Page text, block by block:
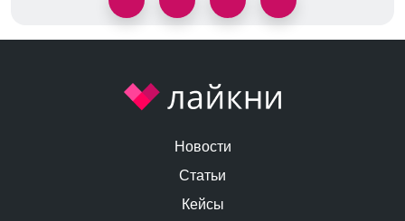
Новости
Статьи
Кейсы